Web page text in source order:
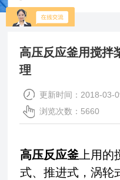
高压反应釜用搅拌
理
更新时间：2018-03-
浏览次数：5660
高压反应釜上用的
式、推进式，涡轮